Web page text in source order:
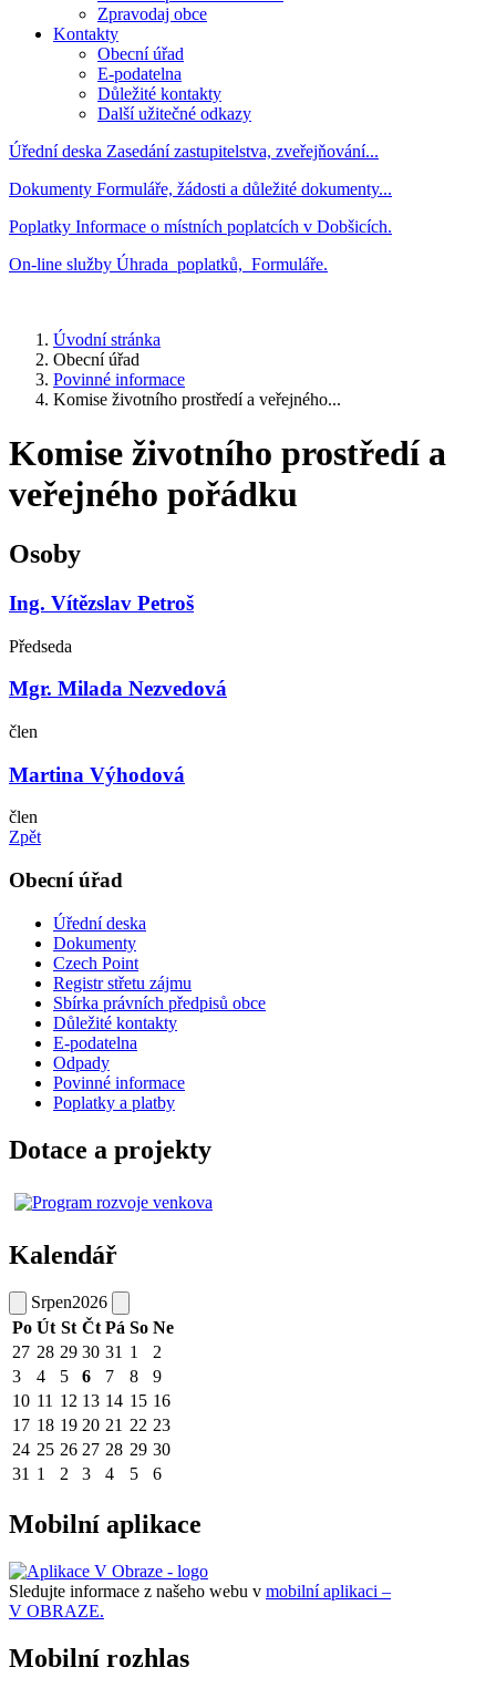
Zpravodaj obce
Kontakty
Obecní úřad
E-podatelna
Důležité kontakty
Další užitečné odkazy
Úřední deska Zasedání zastupitelstva, zveřejňování...
Dokumenty Formuláře, žádosti a důležité dokumenty...
Poplatky Informace o místních poplatcích v Dobšicích.
On-line služby Úhrada poplatků, Formuláře.
Úvodní stránka
Obecní úřad
Povinné informace
Komise životního prostředí a veřejného...
Komise životního prostředí a
veřejného pořádku
Osoby
Ing. Vítězslav Petroš
Předseda
Mgr. Milada Nezvedová
člen
Martina Výhodová
člen
Zpět
Obecní úřad
Úřední deska
Dokumenty
Czech Point
Registr střetu zájmu
Sbírka právních předpisů obce
Důležité kontakty
E-podatelna
Odpady
Povinné informace
Poplatky a platby
Dotace a projekty
Kalendář
Srpen2026
Po Út St Čt Pá So Ne
27 28 29 30 31 1
2
3
4 5 6 7 8
9
10 11 12 13 14 15 16
17 18 19 20 21 22 23
24 25 26 27 28 29 30
31 1 2 3 4 5 6
Mobilní aplikace
Sledujte informace z našeho webu v mobilní aplikaci –
V OBRAZE.
Mobilní rozhlas